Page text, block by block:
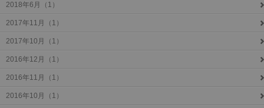
2018年6月（1）
2017年11月（1）
2017年10月（1）
2016年12月（1）
2016年11月（1）
2016年10月（1）